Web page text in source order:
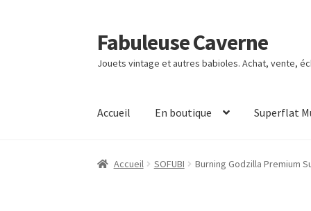
Aller
à
la
Aller
au
contenu
Fabuleuse Caverne
Jouets vintage et autres babioles. Achat, vente,
Accueil En boutique Superflat
Accueil SOFUBI Burning Godzilla Premium